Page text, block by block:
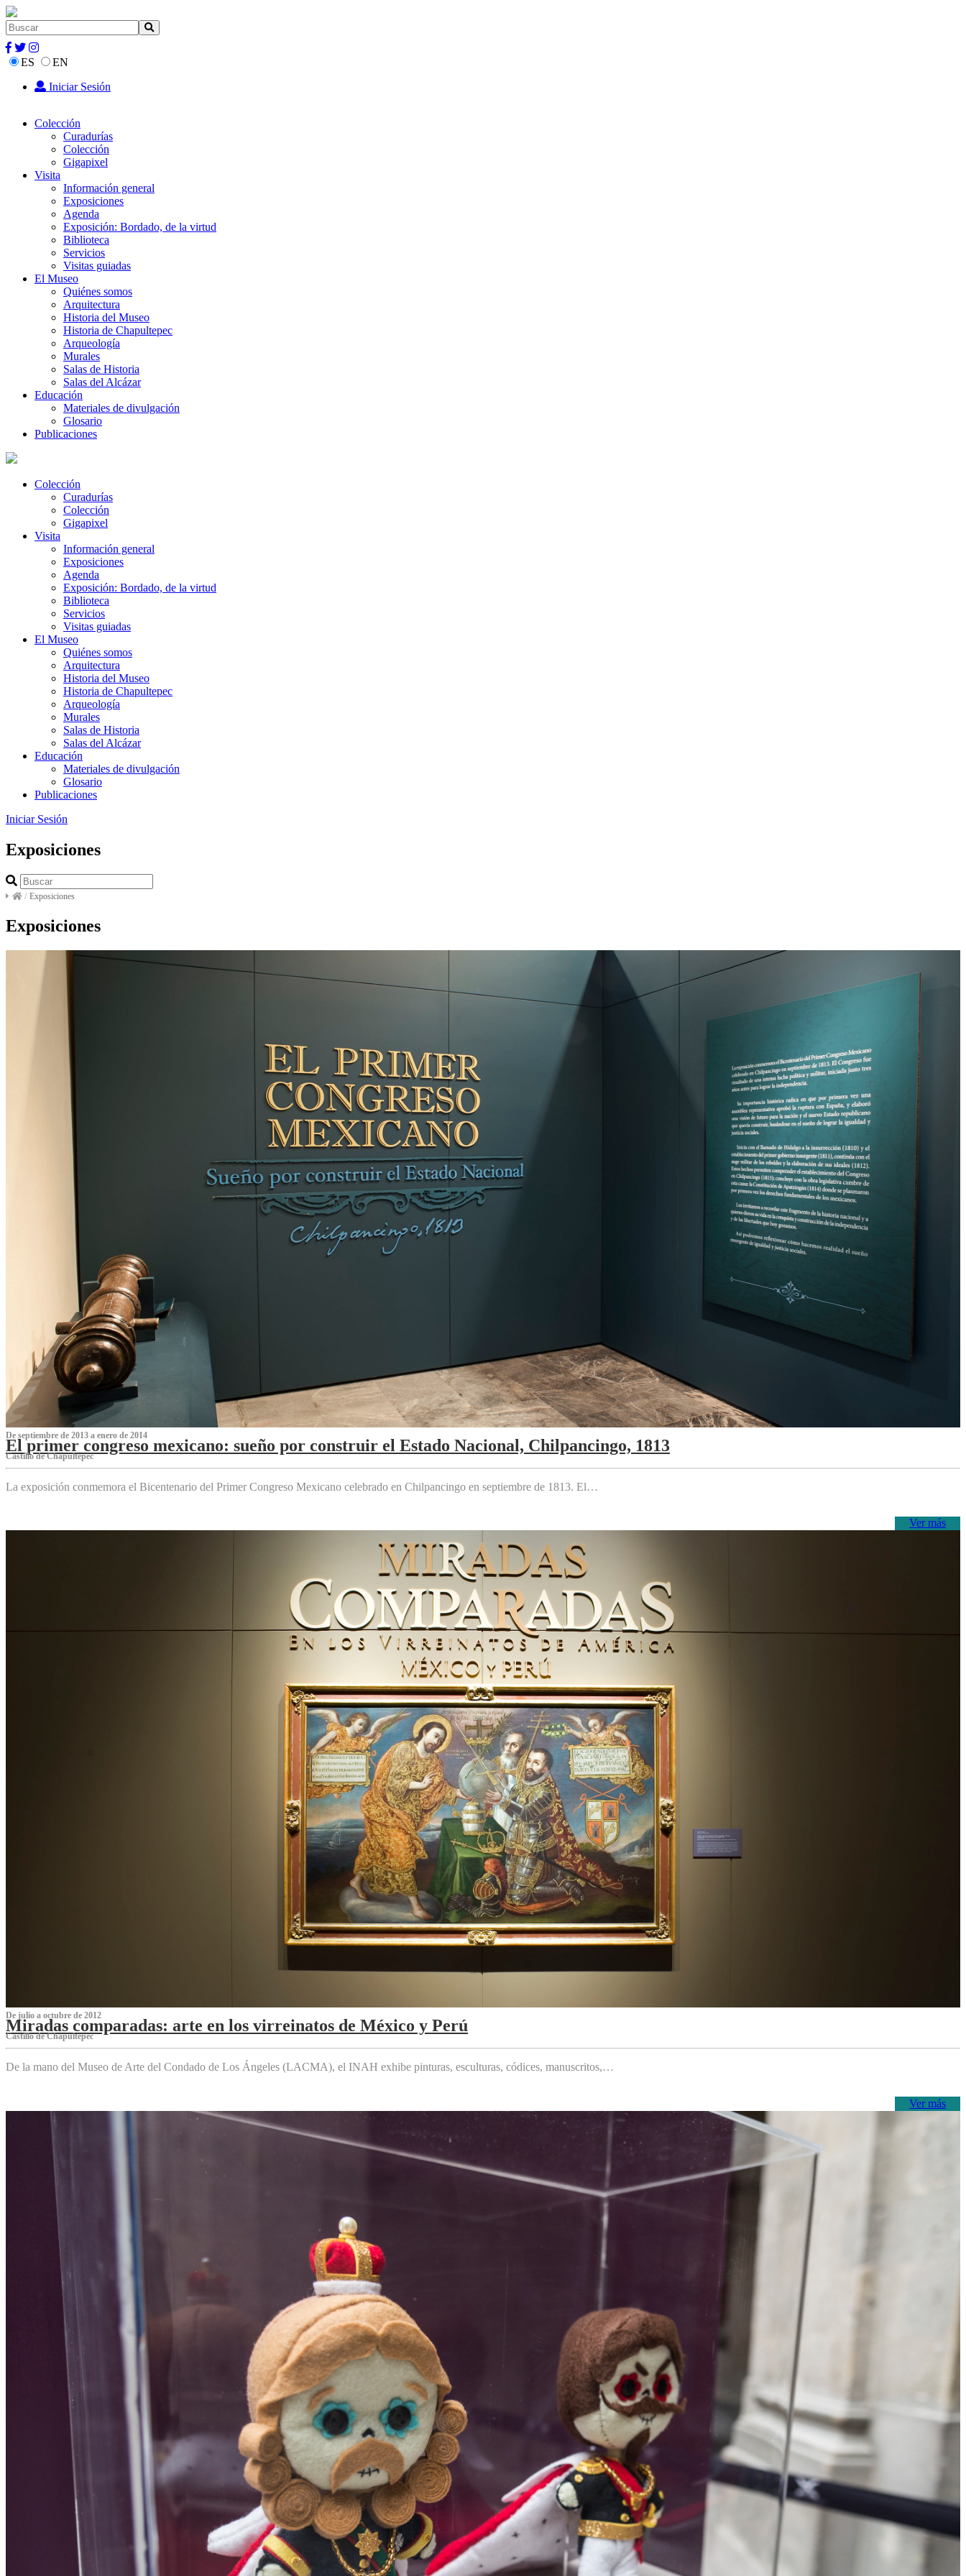
ES
EN
Iniciar Sesión
Colección
Curadurías
Colección
Gigapixel
Visita
Información general
Exposiciones
Agenda
Exposición: Bordado, de la virtud
Biblioteca
Servicios
Visitas guiadas
El Museo
Quiénes somos
Arquitectura
Historia del Museo
Historia de Chapultepec
Arqueología
Murales
Salas de Historia
Salas del Alcázar
Educación
Materiales de divulgación
Glosario
Publicaciones
Colección
Curadurías
Colección
Gigapixel
Visita
Información general
Exposiciones
Agenda
Exposición: Bordado, de la virtud
Biblioteca
Servicios
Visitas guiadas
El Museo
Quiénes somos
Arquitectura
Historia del Museo
Historia de Chapultepec
Arqueología
Murales
Salas de Historia
Salas del Alcázar
Educación
Materiales de divulgación
Glosario
Publicaciones
Iniciar Sesión
Exposiciones
/ Exposiciones
Exposiciones
De septiembre de 2013 a enero de 2014
El primer congreso mexicano: sueño por construir el Estado Nacional, Chilpancingo, 1813
Castillo de Chapultepec
La exposición conmemora el Bicentenario del Primer Congreso Mexicano celebrado en Chilpancingo en septiembre de 1813. El…
Ver más
De julio a octubre de 2012
Miradas comparadas: arte en los virreinatos de México y Perú
Castillo de Chapultepec
De la mano del Museo de Arte del Condado de Los Ángeles (LACMA), el INAH exhibe pinturas, esculturas, códices, manuscritos,…
Ver más